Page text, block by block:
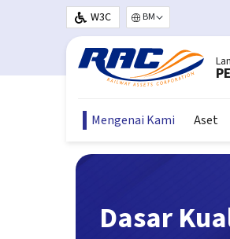
Langkau ke kandungan utama
W3C Select your language
Mengenai Kami Aset
Dasar